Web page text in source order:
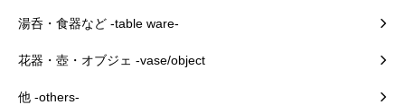
湯呑・食器など -table ware-
花器・壺・オブジェ -vase/object
他 -others-